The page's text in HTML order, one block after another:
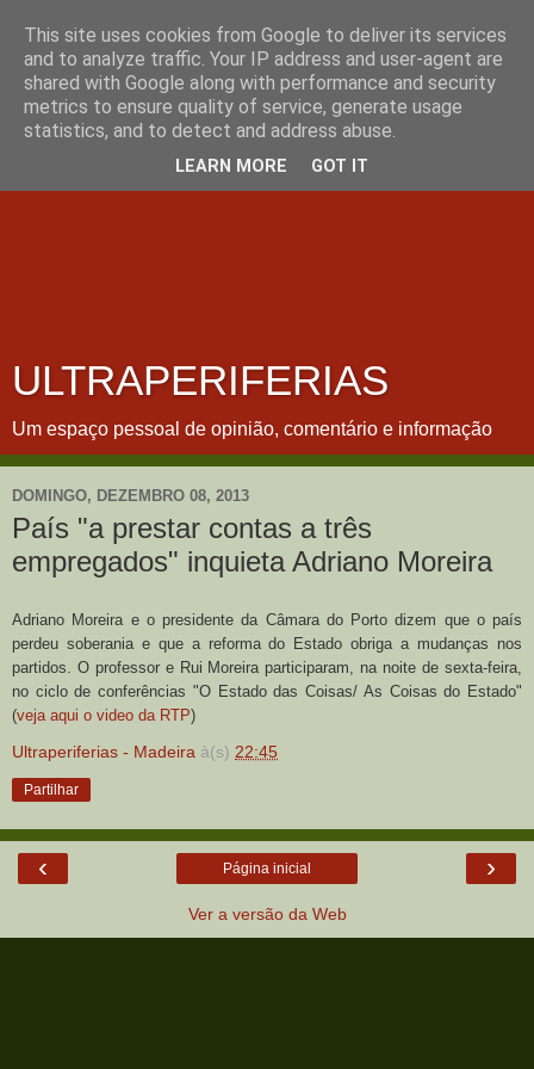
ULTRAPERIFERIAS
Um espaço pessoal de opinião, comentário e informação
DOMINGO, DEZEMBRO 08, 2013
País "a prestar contas a três
empregados" inquieta Adriano Moreira
Adriano Moreira e o presidente da Câmara do Porto dizem que o país
perdeu soberania e que a reforma do Estado obriga a mudanças nos
partidos. O professor e Rui Moreira participaram, na noite de sexta-feira,
no ciclo de conferências "O Estado das Coisas/ As Coisas do Estado"
(veja aqui o video da RTP)
Ultraperiferias - Madeira à(s) 22:45
Partilhar
‹ ›
Página inicial
Ver a versão da Web
This site uses cookies from Google to deliver its services
and to analyze traffic. Your IP address and user-agent are
shared with Google along with performance and security
metrics to ensure quality of service, generate usage
statistics, and to detect and address abuse.
LEARN MORE GOT IT